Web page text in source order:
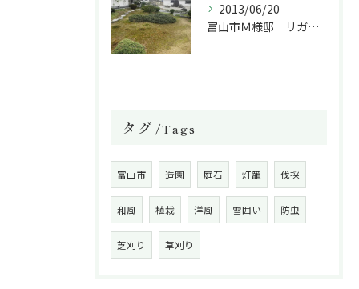
2013/06/20
富山市Ｍ様邸 リガーデン(庭のリフォーム)
タグ Tags
富山市 造園 庭石 灯籠 伐採
和風 植栽 洋風 雪囲い 防虫
芝刈り 草刈り